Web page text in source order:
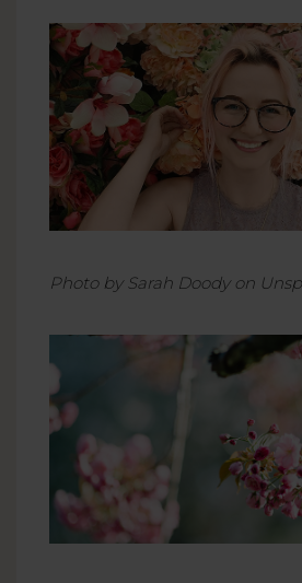
Photo by Sarah Doody on